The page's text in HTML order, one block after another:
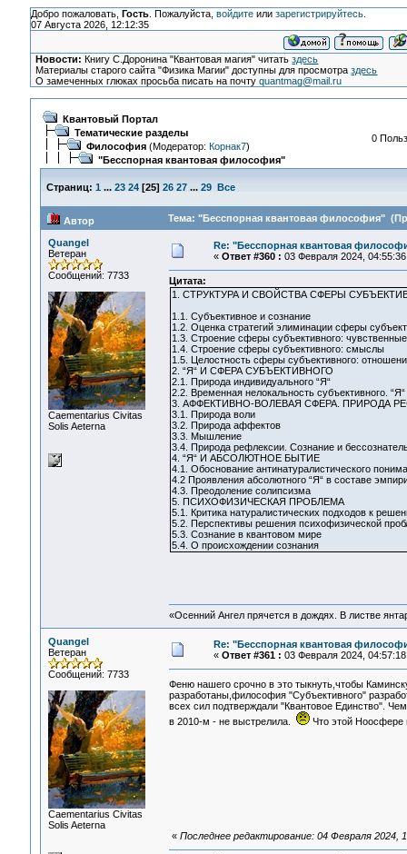
Добро пожаловать, Гость. Пожалуйста, войдитеили зарегистрируйтесь.
07 Августа 2026, 12:12:35
Новости: Книгу С.Доронина "Квантовая магия" читатьздесь
Материалы старого сайта "Физика Магии" доступны для просмотраздесь
О замеченных глюках просьба писать на почтуquantmag@mail.ru
Квантовый Портал
Тематические разделы
Философия(Модератор: Корнак7)
"Бесспорная квантовая философия"
0
Страниц: 1 ... 23 24[25] 26 27 ... 29 Все
Автор Тема: "Бесспорная квантовая философия"
Quangel
Ветеран
Сообщений: 7733
Сaementarius Civitas
Solis Aeterna
Re: "Бесспорная квантовая
« Ответ #360 : 03 Февраля 2024,
Цитата:
1. СТРУКТУРА И СВОЙСТВА СФЕРЫ
1.1. Субъективное и сознание
1.2. Оценка стратегий элиминации сферы
1.3. Строение сферы субъективного:
1.4. Строение сферы субъективного: смыслы
1.5. Целостность сферы субъективного:
2. “Я“ И СФЕРА СУБЪЕКТИВНОГО
2.1. Природа индивидуального “Я“
2.2. Временная нелокальность субъективного.
3. АФФЕКТИВНО-ВОЛЕВАЯ СФЕРА. ПРИРОДА
3.1. Природа воли
3.2. Природа аффектов
3.3. Мышление
3.4. Природа рефлексии. Сознание и
4. “Я“ И АБСОЛЮТНОЕ БЫТИЕ
4.1. Обоснование антинатуралистического
4.2 Проявления абсолютного “Я“ в составе
4.3. Преодоление солипсизма
5. ПСИХОФИЗИЧЕСКАЯ ПРОБЛЕМА
5.1. Критика натуралистических подходов к
5.2. Перспективы решения психофизической
5.3. Сознание в квантовом мире
5.4. О происхождении сознания
«Осенний Ангел прячется в дождях. В листве
Quangel
Ветеран
Сообщений: 7733
Сaementarius Civitas
Solis Aeterna
Re: "Бесспорная квантовая
« Ответ #361 : 03 Февраля 2024,
Феню нашего срочно в это тыкнуть,чтобы
разработаны,философия "Субъективного"
всех сил подтверждали "Квантовое Единство".
в 2010-м - не выстрелила.
Что этой Ноосфере
« Последнее редактирование: 04 Февраля 2024,